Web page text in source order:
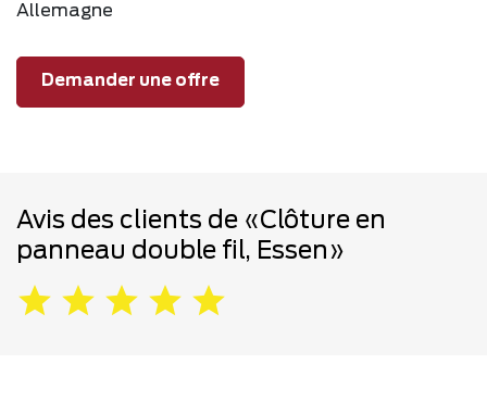
Allemagne
Demander une offre
Avis des clients de «Clôture en
panneau double fil, Essen»